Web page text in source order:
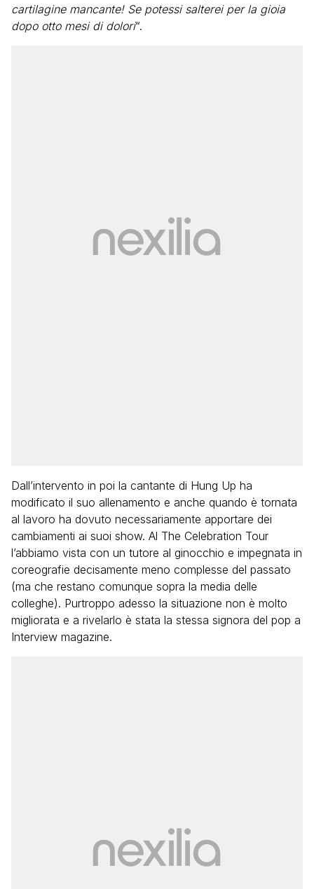
cartilagine mancante! Se potessi salterei per la gioia
dopo otto mesi di dolori“.
Dall’intervento in poi la cantante di Hung Up ha
modificato il suo allenamento e anche quando è tornata
al lavoro ha dovuto necessariamente apportare dei
cambiamenti ai suoi show. Al The Celebration Tour
l’abbiamo vista con un tutore al ginocchio e impegnata in
coreografie decisamente meno complesse del passato
(ma che restano comunque sopra la media delle
colleghe). Purtroppo adesso la situazione non è molto
migliorata e a rivelarlo è stata la stessa signora del pop a
Interview magazine.